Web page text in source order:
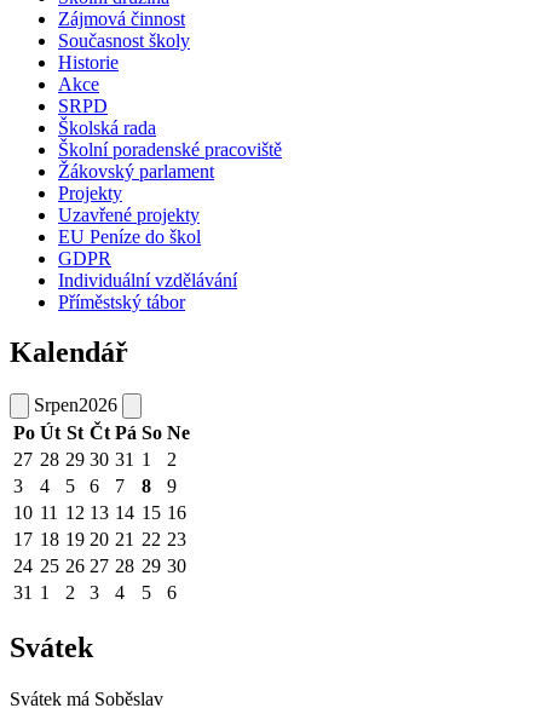
Zájmová činnost
Současnost školy
Historie
Akce
SRPD
Školská rada
Školní poradenské pracoviště
Žákovský parlament
Projekty
Uzavřené projekty
EU Peníze do škol
GDPR
Individuální vzdělávání
Příměstský tábor
Kalendář
Srpen2026
Po Út St Čt Pá So Ne
27 28 29 30 31 1
2
3
4 5 6 7 8
9
10 11 12 13 14 15 16
17 18 19 20 21 22 23
24 25 26 27 28 29 30
31 1 2 3 4 5 6
Svátek
Svátek má Soběslav